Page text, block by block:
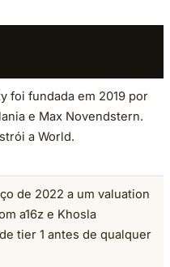
foi fundada em 2019 por
e Max Novendstern.
a World.
de 2022 a um valuation
a16z e Khosla
tier 1 antes de qualquer